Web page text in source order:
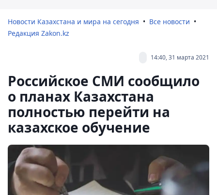
Новости Казахстана и мира на сегодня
Все новости
Редакция Zakon.kz
14:40, 31 марта 2021
Российское СМИ сообщило
о планах Казахстана
полностью перейти на
казахское обучение